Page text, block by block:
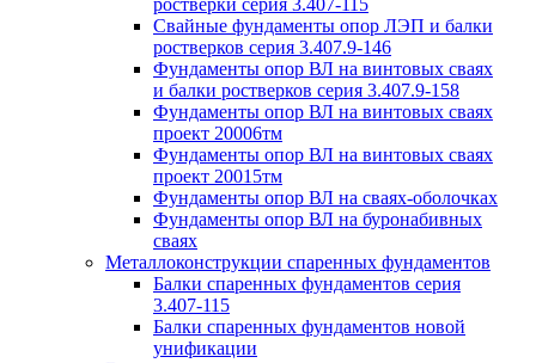
Свайные фундаменты опор ЛЭП и балки
ростверков серия 3.407.9-146
Фундаменты опор ВЛ на винтовых сваях
и балки ростверков серия 3.407.9-158
Фундаменты опор ВЛ на винтовых сваях
проект 20006тм
Фундаменты опор ВЛ на винтовых сваях
проект 20015тм
Фундаменты опор ВЛ на сваях-оболочках
Фундаменты опор ВЛ на буронабивных
сваях
Металлоконструкции спаренных фундаментов
Балки спаренных фундаментов серия
3.407-115
Балки спаренных фундаментов новой
унификации